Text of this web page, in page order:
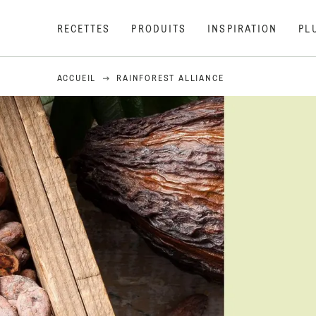
RECETTES PRODUITS INSPIRATION
ACCUEIL RAINFOREST ALLIANCE